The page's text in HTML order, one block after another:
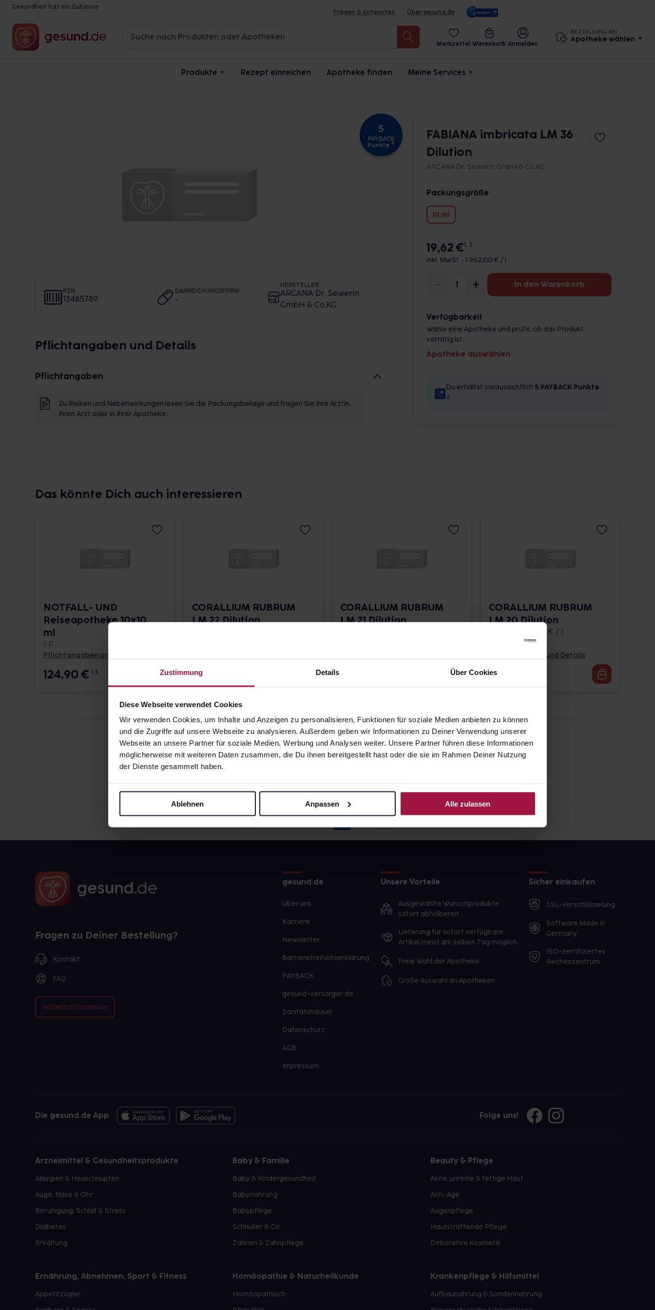
Zustimmung Details Über Cookies
Diese Webseite verwendet Cookies
Wir verwenden Cookies, um Inhalte und Anzeigen zu personalisieren, Funktionen für soziale Medien anbieten zu können
und die Zugriffe auf unsere Webseite zu analysieren. Außerdem geben wir Informationen zu Deiner Verwendung unserer
Webseite an unsere Partner für soziale Medien, Werbung und Analysen weiter. Unsere Partner führen diese Informationen
möglicherweise mit weiteren Daten zusammen, die Du ihnen bereitgestellt hast oder die sie im Rahmen Deiner Nutzung
der Dienste gesammelt haben.
Ablehnen Anpassen Alle zulassen
Gesundheit hat ein Zuhause
Fragen & Antworten Über gesund.de
Merkzettel Warenkorb Anmelden
BESTELLUNG BEI
Apotheke wählen
Produkte Rezept einreichen Apotheke finden Meine Services
5
PAYBACK
Punkte 4
PZN
13485789
DARREICHUNGSFORM
-
HERSTELLER
ARCANA Dr. Sewerin
GmbH & Co.KG
Pflichtangaben und Details
Pflichtangaben
Zu Risiken und Nebenwirkungen lesen Sie die Packungsbeilage und fragen Sie Ihre Ärztin,
Ihren Arzt oder in Ihrer Apotheke.
FABIANA imbricata LM 36
Dilution
ARCANA Dr. Sewerin GmbH & Co.KG
Packungsgröße
10 ml
19,62 €1, 3
inkl. MwSt. • 1.962,00 € / l
In den Warenkorb
Verfügbarkeit
Wähle eine Apotheke und prüfe, ob das Produkt
vorrätig ist.
Apotheke auswählen
Du erhältst voraussichtlich 5 PAYBACK Punkte
4
Das könnte Dich auch interessieren
NOTFALL- UND
Reiseapotheke 10x10
ml
1 P •
Pflichtangaben und Details
124,90€ 1, 3
CORALLIUM RUBRUM
LM 22 Dilution
17,66
CORALLIUM RUBRUM
LM 21 Dilution
CORALLIUM RUBRUM
LM 20 Dilution
10 ml • 1.662,00 € / l
Pflichtangaben und Details
16,62
Fragen zu Deiner Bestellung?
Kontakt
FAQ
Widerrufsformular
gesund.de
Über uns
Karriere
Newsletter
Barrierefreiheitserklärung
PAYBACK
gesund-versorger.de
Sanitätshäuser
Datenschutz
AGB
Impressum
Unsere Vorteile
Ausgewählte Wunschprodukte
sofort abholbereit
Lieferung für sofort verfügbare
Artikel meist am selben Tag möglich
Freie Wahl der Apotheke
Große Auswahl an Apotheken
Sicher einkaufen
SSL-Verschlüsselung
Software Made in
Germany
ISO-zertifiziertes
Rechenzentrum
Die gesund.de App Folge uns!
Arzneimittel & Gesundheitsprodukte
Allergien & Heuschnupfen
Auge, Nase & Ohr
Beruhigung, Schlaf & Stress
Diabetes
Erkältung
Baby & Familie
Baby & Kindergesundheit
Babynahrung
Babypflege
Schnuller & Co.
Zahnen & Zahnpflege
Beauty & Pflege
Akne, unreine & fettige Haut
Anti-Age
Augenpflege
Hautstraffende Pflege
Dekorative Kosmetik
Ernährung, Abnehmen, Sport & Fitness
Appetitzügler
Homöopathie & Naturheilkunde
Homöopathisch
Krankenpflege & Hilfsmittel
Aufbaunahrung & Sondennahrung